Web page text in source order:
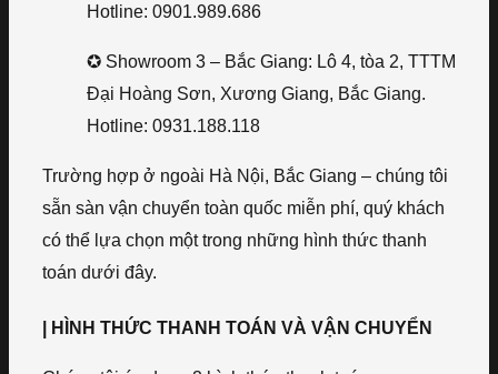
Hotline: 0901.989.686
✪ Showroom 3 – Bắc Giang: Lô 4, tòa 2, TTTM
Đại Hoàng Sơn, Xương Giang, Bắc Giang.
Hotline: 0931.188.118
Trường hợp ở ngoài Hà Nội, Bắc Giang – chúng tôi
sẵn sàn vận chuyển toàn quốc miễn phí, quý khách
có thể lựa chọn một trong những hình thức thanh
toán dưới đây.
| HÌNH THỨC THANH TOÁN VÀ VẬN CHUYỂN